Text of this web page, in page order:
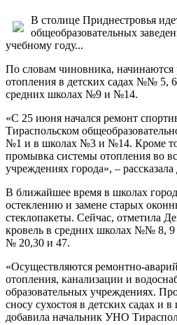
В столице Приднестровья
общеобразовательных
учебному году...
По словам чиновника, начинаются
отопления в детских садах №№ 5,
средних школах №9 и №14.
«С 25 июня начался ремонт
Тираспольском
№1 и в школах №3 и №14. Кроме
промывка системы отопления во
учреждениях города», –
В ближайшее время в школах
остеклению и замене старых
стеклопакеты. Сейчас, отметила
кровель в средних школах №№ 8,
№ 20,30 и 47.
«Осуществляются ремонтно-
отопления, канализации и
образовательных учреждениях.
сносу сухостоя в детских садах и
добавила начальник УНО